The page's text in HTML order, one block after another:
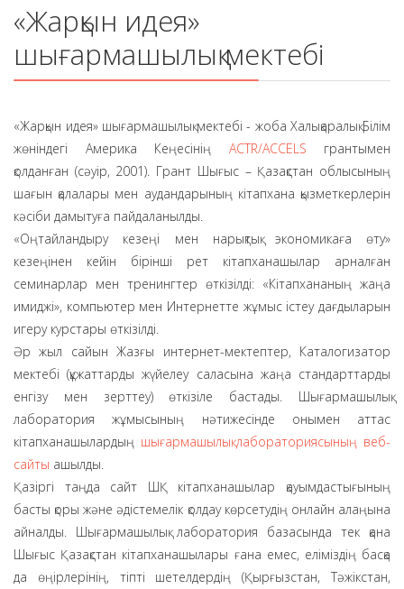
«Жарқын идея»
шығармашылық мектебі
«Жарқын идея» шығармашылық мектебі - жоба Халықаралық Білім
жөніндегі Америка Кеңесінің ACTR/ACCELS грантымен
қолданған (сәуір, 2001). Грант Шығыс – Қазақстан облысының
шағын қалалары мен аудандарының кітапхана қызметкерлерін
кәсіби дамытуға пайдаланылды.
«Оңтайландыру кезеңі мен нарықтық экономикаға өту»
кезеңінен кейін бірінші рет кітапханашылар арналған
семинарлар мен тренингтер өткізілді: «Кітапхананың жаңа
имиджі», компьютер мен Интернетте жұмыс істеу дағдыларын
игеру курстары өткізілді.
Әр жыл сайын Жазғы интернет-мектептер, Каталогизатор
мектебі (құжаттарды жүйелеу саласына жаңа стандарттарды
енгізу мен зерттеу) өткізіле бастады. Шығармашылық
лаборатория жұмысының нәтижесінде онымен аттас
кітапханашылардың шығармашылық лабораториясының веб-
сайты ашылды.
Қазіргі таңда сайт ШҚ кітапханашылар қауымдастығының
басты қоры және әдістемелік қолдау көрсетудің онлайн алаңына
айналды. Шығармашылық лаборатория базасында тек қана
Шығыс Қазақстан кітапханашылары ғана емес, еліміздің басқа
да өңірлерінің, тіпті шетелдердің (Қырғызстан, Тәжікстан,